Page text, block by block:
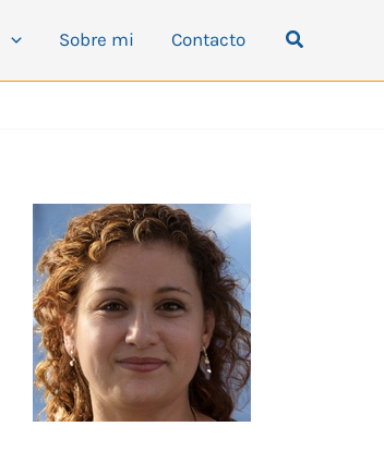
Sobre mi Contacto Buscar